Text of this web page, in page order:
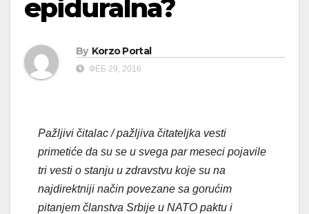
epiduralna?
By Korzo Portal
ФЕБ 29, 2016
Pažljivi čitalac / pažljiva čitateljka vesti
primetiće da su se u svega par meseci pojavile
tri vesti o stanju u zdravstvu koje su na
najdirektniji način povezane sa gorućim
pitanjem članstva Srbije u NATO paktu i